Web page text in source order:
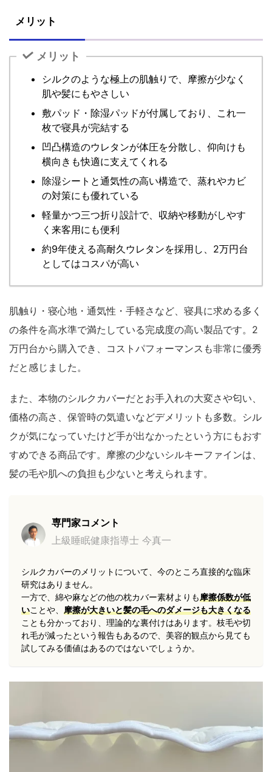
メリット
メリット
シルクのような極上の肌触りで、摩擦が少なく
肌や髪にもやさしい
敷パッド・除湿パッドが付属しており、これ一
枚で寝具が完結する
凹凸構造のウレタンが体圧を分散し、仰向けも
横向きも快適に支えてくれる
除湿シートと通気性の高い構造で、蒸れやカビ
の対策にも優れている
軽量かつ三つ折り設計で、収納や移動がしやす
く来客用にも便利
約9年使える高耐久ウレタンを採用し、2万円台
としてはコスパが高い
肌触り・寝心地・通気性・手軽さなど、寝具に求める多く
の条件を高水準で満たしている完成度の高い製品です。2
万円台から購入でき、コストパフォーマンスも非常に優秀
だと感じました。
また、本物のシルクカバーだとお手入れの大変さや匂い、
価格の高さ、保管時の気遣いなどデメリットも多数。シル
クが気になっていたけど手が出なかったという方にもおす
すめできる商品です。摩擦の少ないシルキーファインは、
髪の毛や肌への負担も少ないと考えられます。
専門家コメント
上級睡眠健康指導士 今真一
シルクカバーのメリットについて、今のところ直接的な臨床
研究はありません。
一方で、綿や麻などの他の枕カバー素材よりも摩擦係数が低
いことや、 摩擦が大きいと髪の毛へのダメージも大きくなる
ことも分かっており、理論的な裏付けはあります。枝毛や切
れ毛が減ったという報告もあるので、美容的観点から見ても
試してみる価値はあるのではないでしょうか。